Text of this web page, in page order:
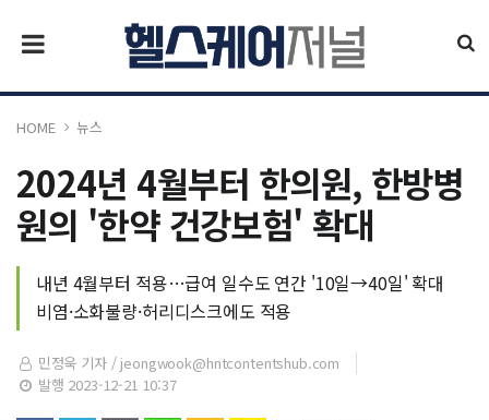
HOME 뉴스
2024년 4월부터 한의원, 한방병
원의 '한약 건강보험' 확대
내년 4월부터 적용…급여 일수도 연간 '10일→40일' 확대
비염·소화불량·허리디스크에도 적용
민정욱 기자 / jeongwook@hntcontentshub.com
발행 2023-12-21 10:37